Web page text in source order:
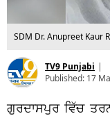
SDM Dr. Anupreet Kaur
TV9 Punjabi |
Published: 17
ਗੁਰਦਾਸਪੁਰ ਵਿੱਚ